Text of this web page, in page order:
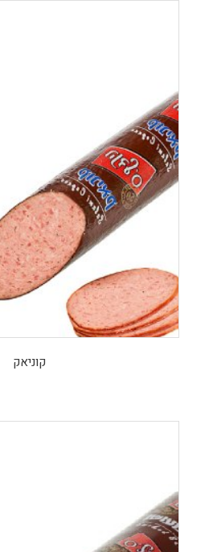
קוניאק